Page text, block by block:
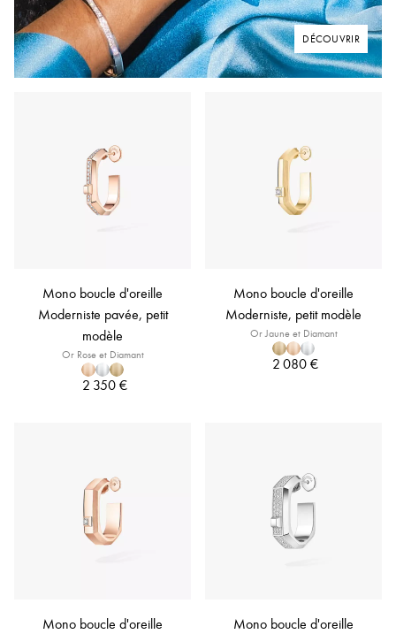
DÉCOUVRIR
Mono boucle d'oreille
Moderniste pavée, petit
modèle
Or Rose et Diamant
2 350 €
Mono boucle d'oreille
Moderniste, petit modèle
Or Jaune et Diamant
2 080 €
Mono boucle d'oreille
Mono boucle d'oreille